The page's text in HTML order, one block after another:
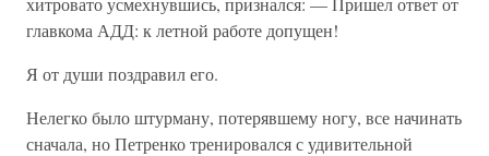
главкома АДД: к летной работе допущен!
Я от души поздравил его.
Нелегко было штурману, потерявшему ногу, все начинать
сначала, но Петренко тренировался с удивительной